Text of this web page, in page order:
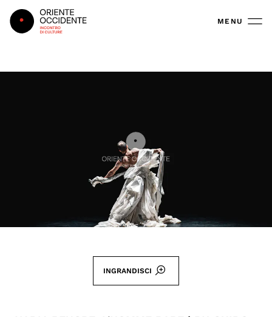
Oriente Occidente MENU
INGRANDISCI